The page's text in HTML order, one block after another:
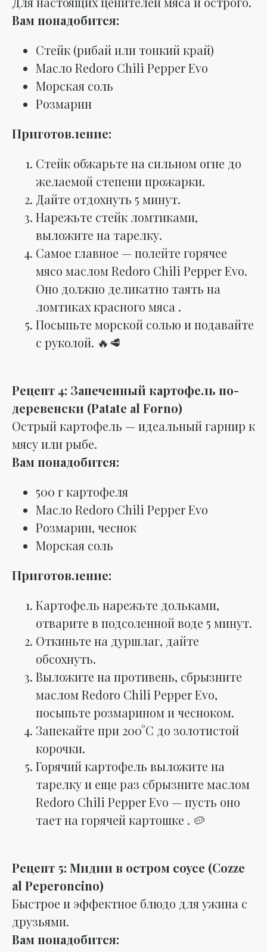
Вам понадобится:
Стейк (рибай или тонкий край)
Масло Redoro Chili Pepper Evo
Морская соль
Розмарин
Приготовление:
Стейк обжарьте на сильном огне до
желаемой степени прожарки.
Дайте отдохнуть 5 минут.
Нарежьте стейк ломтиками,
выложите на тарелку.
Самое главное — полейте горячее
мясо маслом Redoro Chili Pepper Evo.
Оно должно деликатно таять на
ломтиках красного мяса .
Посыпьте морской солью и подавайте
с руколой. 🔥🥩
Рецепт 4: Запеченный картофель по-
деревенски (Patate al Forno)
Острый картофель — идеальный гарнир к
мясу или рыбе.
Вам понадобится:
500 г картофеля
Масло Redoro Chili Pepper Evo
Розмарин, чеснок
Морская соль
Приготовление:
Картофель нарежьте дольками,
отварите в подсоленной воде 5 минут.
Откиньте на дуршлаг, дайте
обсохнуть.
Выложите на противень, сбрызните
маслом Redoro Chili Pepper Evo,
посыпьте розмарином и чесноком.
Запекайте при 200°C до золотистой
корочки.
Горячий картофель выложите на
тарелку и еще раз сбрызните маслом
Redoro Chili Pepper Evo — пусть оно
тает на горячей картошке . 🥔
Рецепт 5: Мидии в остром соусе (Cozze
al Peperoncino)
Быстрое и эффектное блюдо для ужина с
друзьями.
Вам понадобится: